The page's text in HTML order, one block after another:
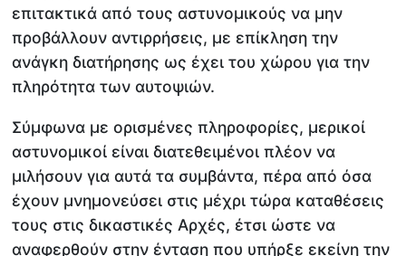
επιτακτικά από τους αστυνομικούς να μην
προβάλλουν αντιρρήσεις, με επίκληση την
ανάγκη διατήρησης ως έχει του χώρου για την
πληρότητα των αυτοψιών.
Σύμφωνα με ορισμένες πληροφορίες, μερικοί
αστυνομικοί είναι διατεθειμένοι πλέον να
μιλήσουν για αυτά τα συμβάντα, πέρα από όσα
έχουν μνημονεύσει στις μέχρι τώρα καταθέσεις
τους στις δικαστικές Αρχές, έτσι ώστε να
αναφερθούν στην ένταση που υπήρξε εκείνη την